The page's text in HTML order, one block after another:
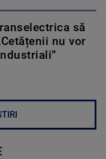
să
nu vor